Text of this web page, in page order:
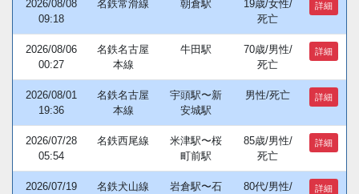
2026/08/08
09:18
名鉄常滑線 朝倉駅
19歳/女性/
死亡
詳細
2026/08/06
00:27
名鉄名古屋
本線
牛田駅
70歳/男性/
死亡
詳細
2026/08/01
19:36
名鉄名古屋
本線
宇頭駅〜新
安城駅
男性/死亡 詳細
2026/07/28
05:54
名鉄西尾線
米津駅〜桜
町前駅
85歳/男性/
死亡
詳細
2026/07/19
名鉄犬山線
岩倉駅〜石
80代/男性/
詳細